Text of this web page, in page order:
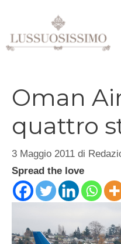
contenuto
Oman
quattro
3 Maggio 2011 di
Spread the love